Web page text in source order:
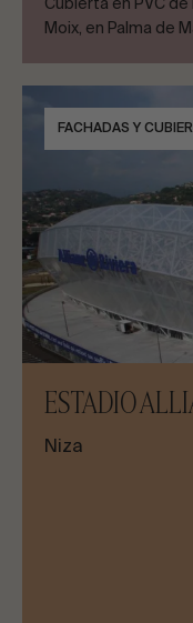
Cubierta en PVC
Moix, en Palma de
FACHADAS Y
ESTADIO
Niza